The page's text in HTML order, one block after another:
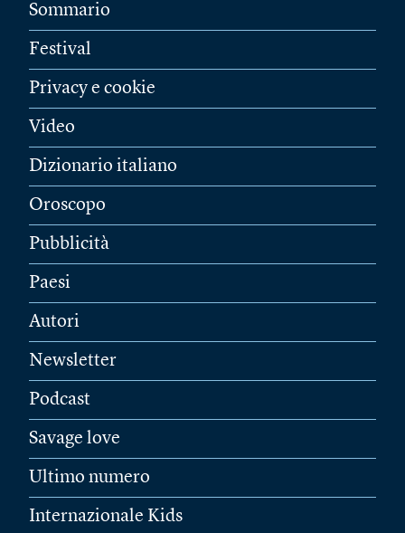
Sommario
Festival
Privacy e cookie
Video
Dizionario italiano
Oroscopo
Pubblicità
Paesi
Autori
Newsletter
Podcast
Savage love
Ultimo numero
Internazionale Kids